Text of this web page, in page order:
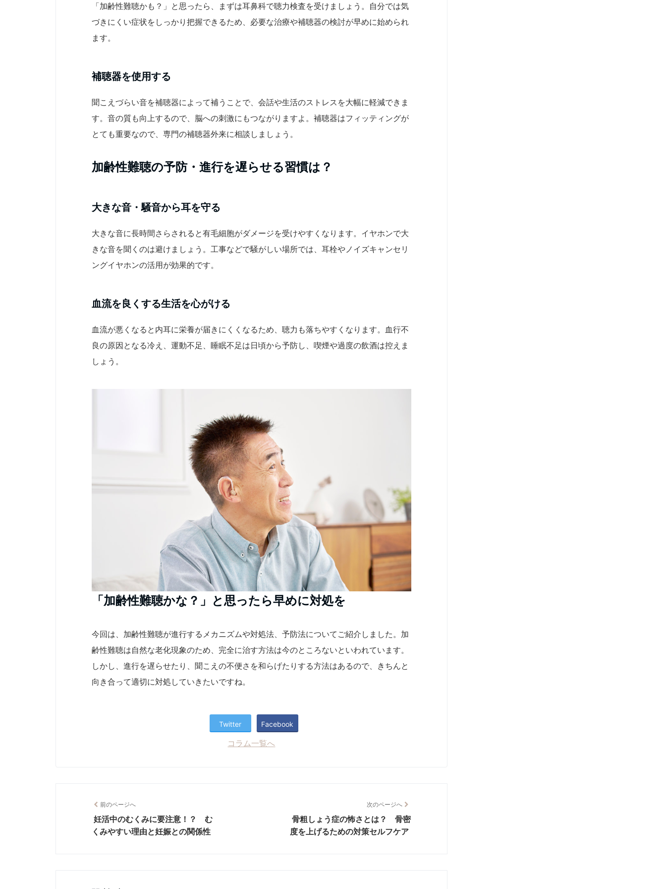
「加齢性難聴かも？」と思ったら、まずは耳鼻科で聴力検査を受けましょう。自分では気
づきにくい症状をしっかり把握できるため、必要な治療や補聴器の検討が早めに始められ
ます。
補聴器を使用する
聞こえづらい音を補聴器によって補うことで、会話や生活のストレスを大幅に軽減できま
す。音の質も向上するので、脳への刺激にもつながりますよ。補聴器はフィッティングが
とても重要なので、専門の補聴器外来に相談しましょう。
加齢性難聴の予防・進行を遅らせる習慣は？
大きな音・騒音から耳を守る
大きな音に長時間さらされると有毛細胞がダメージを受けやすくなります。イヤホンで大
きな音を聞くのは避けましょう。工事などで騒がしい場所では、耳栓やノイズキャンセリ
ングイヤホンの活用が効果的です。
血流を良くする生活を心がける
血流が悪くなると内耳に栄養が届きにくくなるため、聴力も落ちやすくなります。血行不
良の原因となる冷え、運動不足、睡眠不足は日頃から予防し、喫煙や過度の飲酒は控えま
しょう。
「加齢性難聴かな？」と思ったら早めに対処を
今回は、加齢性難聴が進行するメカニズムや対処法、予防法についてご紹介しました。加
齢性難聴は自然な老化現象のため、完全に治す方法は今のところないといわれています。
しかし、進行を遅らせたり、聞こえの不便さを和らげたりする方法はあるので、きちんと
向き合って適切に対処していきたいですね。
Twitter Facebook
コラム一覧へ
前のページへ
妊活中のむくみに要注意！？ む
くみやすい理由と妊娠との関係性
次のページへ
骨粗しょう症の怖さとは？ 骨密
度を上げるための対策セルフケア